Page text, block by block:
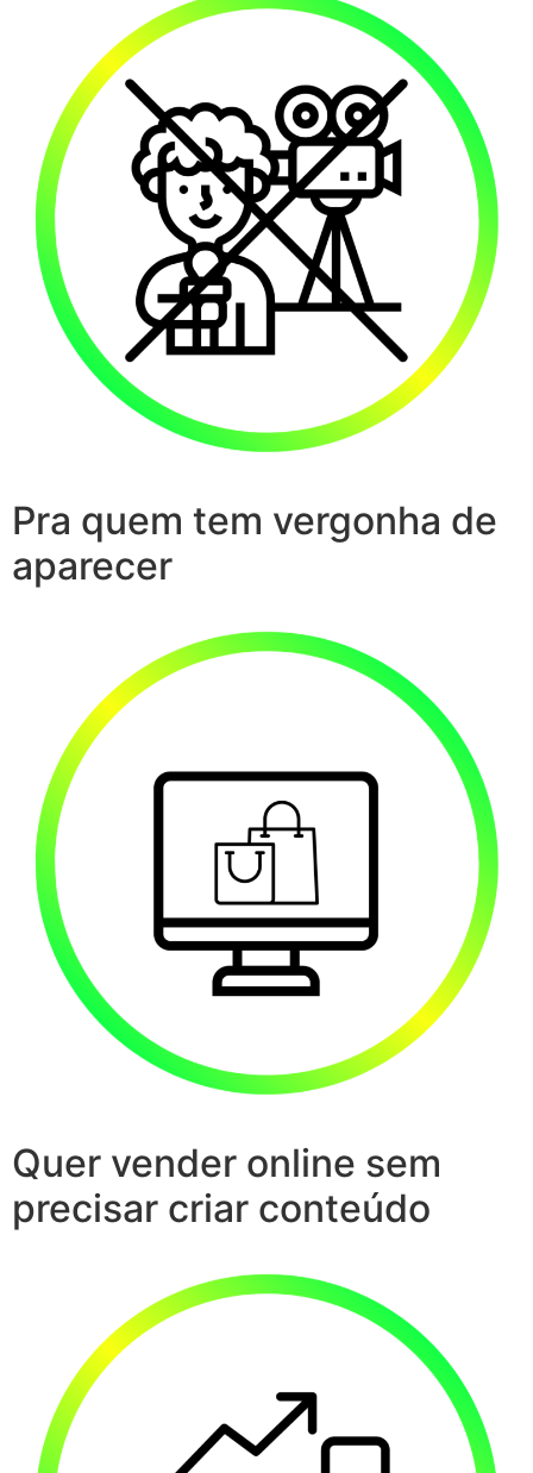
Pra quem tem vergonha de
aparecer
Quer vender online sem
precisar criar conteúdo